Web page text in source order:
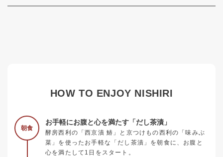
HOW TO ENJOY NISHIRI
朝食
お手軽にお腹と心を満たす「だし茶漬」
酵房西利の「西京漬 鰆」と京つけもの西利の「味みぶ
菜」を使ったお手軽な「だし茶漬」を朝食に、お腹と
心を満たして1日をスタート。